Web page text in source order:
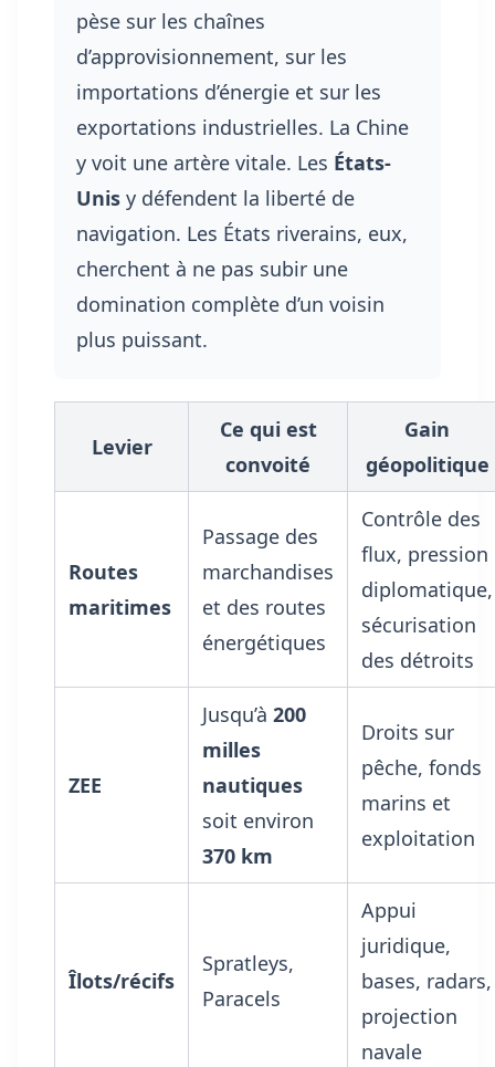
pèse sur les chaînes
d’approvisionnement, sur les
importations d’énergie et sur les
exportations industrielles. La Chine
y voit une artère vitale. Les États-
Unis y défendent la liberté de
navigation. Les États riverains, eux,
cherchent à ne pas subir une
domination complète d’un voisin
plus puissant.
Levier
Ce qui est
convoité
Gain
géopolitique
Routes
maritimes
Passage des
marchandises
et des routes
énergétiques
Contrôle des
flux, pression
diplomatique,
sécurisation
des détroits
ZEE
Jusqu’à 200
milles
nautiques
soit environ
370 km
Droits sur
pêche, fonds
marins et
exploitation
Îlots/récifs
Spratleys,
Paracels
Appui
juridique,
bases, radars,
projection
navale